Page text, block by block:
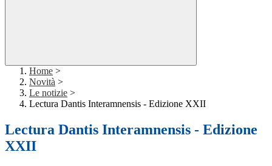
Home >
Novità >
Le notizie >
Lectura Dantis Interamnensis - Edizione XXII
Lectura Dantis Interamnensis - Edizione
XXII